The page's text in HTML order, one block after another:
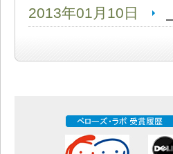
2013年01月10日